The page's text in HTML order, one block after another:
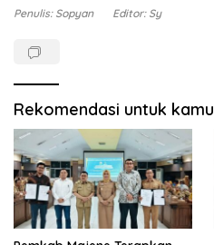
Penulis: Sopyan Editor: Sy
Rekomendasi untuk kamu